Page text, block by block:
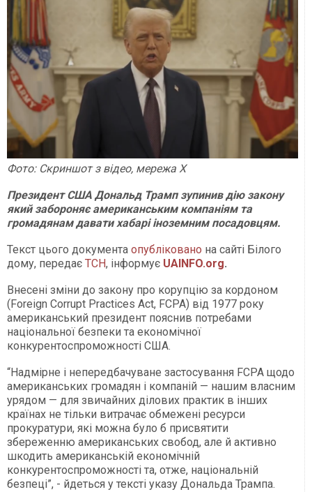
Фото: Скриншот з відео, мережа Х
Президент США Дональд Трамп зупинив дію закону
який забороняє американським компаніям та
громадянам давати хабарі іноземним посадовцям.
Текст цього документа опубліковано на сайті Білого
дому, передає ТСН, інформує UAINFO.org.
Внесені зміни до закону про корупцію за кордоном
(Foreign Corrupt Practices Act, FCPA) від 1977 року
американський президент пояснив потребами
національної безпеки та економічної
конкурентоспроможності США.
“Надмірне і непередбачуване застосування FCPA щодо
американських громадян і компаній — нашим власним
урядом — для звичайних ділових практик в інших
країнах не тільки витрачає обмежені ресурси
прокуратури, які можна було б присвятити
збереженню американських свобод, але й активно
шкодить американській економічній
конкурентоспроможності та, отже, національній
безпеці”, - йдеться у тексті указу Дональда Трампа.